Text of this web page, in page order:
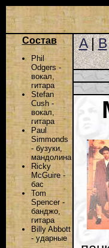
Состав
Phil
Odgers -
вокал,
гитара
Stefan
Cush -
вокал,
гитара
Paul
Simmonds
- бузуки,
мандолина
Ricky
McGuire -
бас
Tom
Spencer -
банджо,
гитара
Billy Abbott
- ударные
A|B